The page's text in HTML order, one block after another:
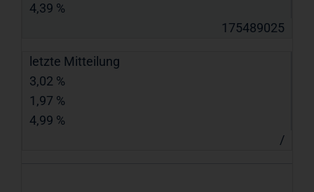
4,39 %
175489025
letzte Mitteilung
3,02 %
1,97 %
4,99 %
/